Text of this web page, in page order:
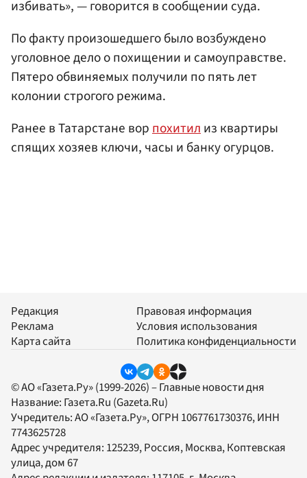
избивать», — говорится в сообщении суда.
По факту произошедшего было возбуждено
уголовное дело о похищении и самоуправстве.
Пятеро обвиняемых получили по пять лет
колонии строгого режима.
Ранее в Татарстане ворпохитилиз квартиры
спящих хозяев ключи, часы и банку огурцов.
Редакция
Реклама
Карта сайта
Правовая информация
Условия использования
Политика конфиденциальности
© АО «Газета.Ру» (1999-2026) – Главные новости дня
Название: Газета.Ru (Gazeta.Ru)
Учредитель:АО «Газета.Ру», ОГРН 1067761730376, ИНН
7743625728
Адрес учредителя: 125239, Россия, Москва, Коптевская
улица, дом 67